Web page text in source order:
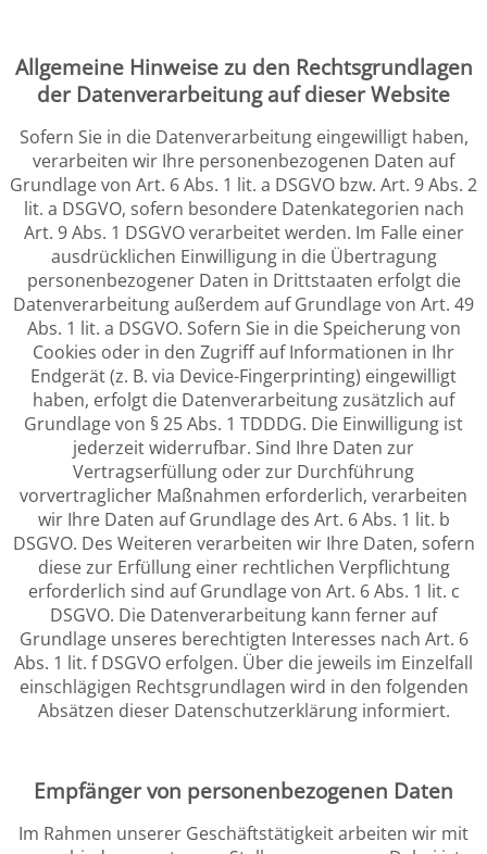
Allgemeine Hinweise zu den Rechtsgrundlagen
der Datenverarbeitung auf dieser Website
Sofern Sie in die Datenverarbeitung eingewilligt haben,
verarbeiten wir Ihre personenbezogenen Daten auf
Grundlage von Art. 6 Abs. 1 lit. a DSGVO bzw. Art. 9 Abs. 2
lit. a DSGVO, sofern besondere Datenkategorien nach
Art. 9 Abs. 1 DSGVO verarbeitet werden. Im Falle einer
ausdrücklichen Einwilligung in die Übertragung
personenbezogener Daten in Drittstaaten erfolgt die
Datenverarbeitung außerdem auf Grundlage von Art. 49
Abs. 1 lit. a DSGVO. Sofern Sie in die Speicherung von
Cookies oder in den Zugriff auf Informationen in Ihr
Endgerät (z. B. via Device-Fingerprinting) eingewilligt
haben, erfolgt die Datenverarbeitung zusätzlich auf
Grundlage von § 25 Abs. 1 TDDDG. Die Einwilligung ist
jederzeit widerrufbar. Sind Ihre Daten zur
Vertragserfüllung oder zur Durchführung
vorvertraglicher Maßnahmen erforderlich, verarbeiten
wir Ihre Daten auf Grundlage des Art. 6 Abs. 1 lit. b
DSGVO. Des Weiteren verarbeiten wir Ihre Daten, sofern
diese zur Erfüllung einer rechtlichen Verpflichtung
erforderlich sind auf Grundlage von Art. 6 Abs. 1 lit. c
DSGVO. Die Datenverarbeitung kann ferner auf
Grundlage unseres berechtigten Interesses nach Art. 6
Abs. 1 lit. f DSGVO erfolgen. Über die jeweils im Einzelfall
einschlägigen Rechtsgrundlagen wird in den folgenden
Absätzen dieser Datenschutzerklärung informiert.
Empfänger von personenbezogenen Daten
Im Rahmen unserer Geschäftstätigkeit arbeiten wir mit